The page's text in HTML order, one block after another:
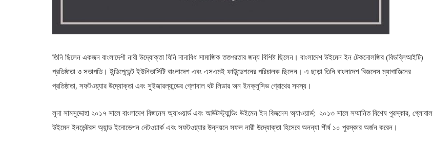
তিনি ছিলেন একজন বাংলাদেশী নারী উদ্যোক্তা যিনি নানাবিধ সামাজিক ততপরতার জন্য বিশিষ্ট ছিলেন। বাংলাদেশ উইমেন ইন টেকনোলজির (বিডব্লিআইটি)
প্রতিষ্ঠাতা ও সভাপতি। ইন্ডিপেন্ডেন্ট ইউনিভার্সিটি বাংলাদেশ এবং এসএমই ফাউন্ডেশনের পরিচালক ছিলেন। এ ছাড়া তিনি বাংলাদেশ বিজনেস ম্যাগাজিনের
প্রতিষ্ঠাতা, সফটওয়্যার উদ্যোক্তা এবং সুইজারল্যান্ডের গ্লোবাল থট লিডার অন ইনক্লুসিভ গ্রোথের সদস্য।
লুনা সামসুদ্দোহা ২০১৭ সালে বাংলাদেশ বিজনেস অ্যাওয়ার্ড এবং আউটস্ট্যান্ডিং উইমেন ইন বিজনেস অ্যাওয়ার্ড; ২০১৩ সালে সম্মানিত বিশেষ পুরস্কার, গ্লোবাল
উইমেন ইনভেন্টরস অ্যান্ড ইনোভেশন নেটওয়ার্ক এবং সফটওয়্যার উন্নয়নে সফল নারী উদ্যোক্তা হিসেবে অনন্যা শীর্ষ ১০ পুরস্কার অর্জন করেন।